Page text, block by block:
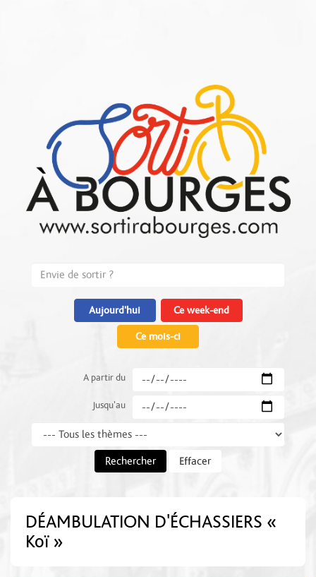
Aujourd'hui Ce week-end
Ce mois-ci
A partir du
Jusqu'au
Rechercher Effacer
DÉAMBULATION D'ÉCHASSIERS «
Koï »